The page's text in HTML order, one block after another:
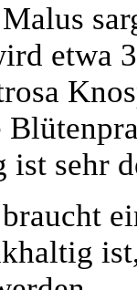
etwa
ist sehr